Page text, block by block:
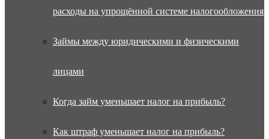
расходы на упрощённой системе налогообложения
Займы между юридическими и физическими
лицами
Когда займ уменьшает налог на прибыль?
Как штраф уменьшает налог на прибыль?